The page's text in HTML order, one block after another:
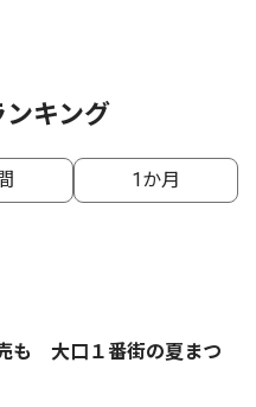
キング
1か月
も 大口１番街の夏まつ